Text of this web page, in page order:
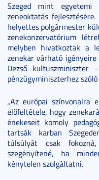
Szeged mint
zeneoktatás
helyettes polgármester
zenekonzervatórium
melyben hivatkoztak a
zenekar várható
Dezső
pénzügyminiszterhez
„Az európai színvonalra
előfeltétele, hogy
énekeseit komoly
tartsák karban
túlsúlyát csak
szegényítené, ha
kénytelen szolgáltatni.